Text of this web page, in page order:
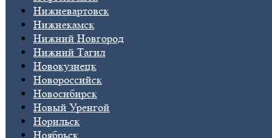
Нижневартовск
Нижнекамск
Нижний Новгород
Нижний Тагил
Новокузнецк
Новороссийск
Новосибирск
Новый Уренгой
Норильск
Ноябрьск